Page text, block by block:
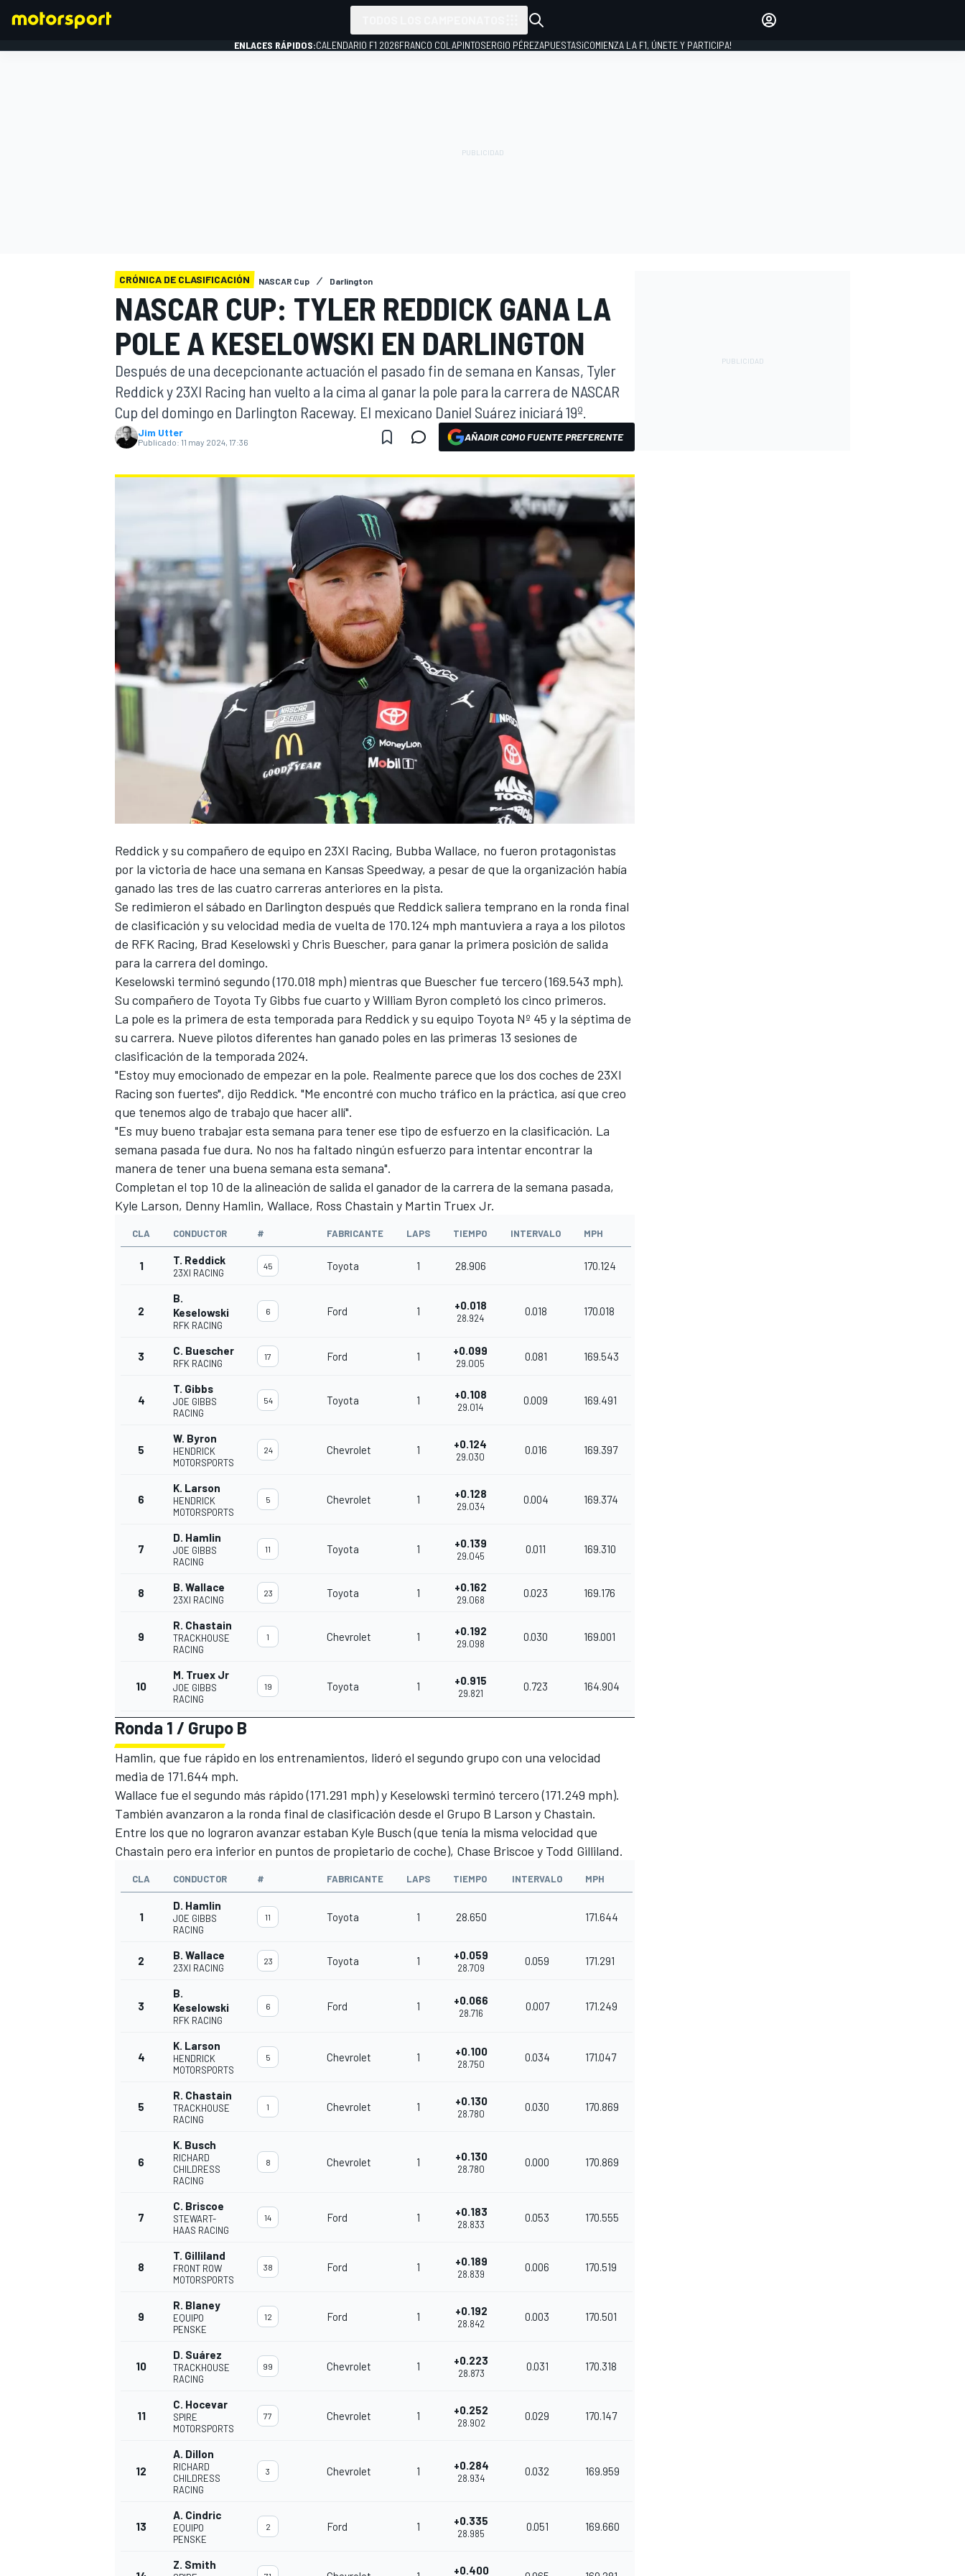
INDYCAR
MOTOGP
FÓRMULA E
WRC
MÁS CATEGORÍAS
INICIAR SESIÓN
ENLACES RÁPIDOS:CALENDARIO F1 2026FRANCO COLAPINTOSERGIO PÉREZAPUESTAS¡COMIENZA LA F1, ÚNETE Y PARTICIPA!
CRÓNICA DE CLASIFICACIÓN NASCAR Cup Darlington
NASCAR CUP: TYLER REDDICK GANA LA
POLE A KESELOWSKI EN DARLINGTON
Después de una decepcionante actuación el pasado fin de semana en Kansas, Tyler
Reddick y 23XI Racing han vuelto a la cima al ganar la pole para la carrera de NASCAR
Cup del domingo en Darlington Raceway. El mexicano Daniel Suárez iniciará 19º.
Jim Utter
Publicado: 11 may 2024, 17:36 AÑADIR COMO FUENTE PREFERENTE
Reddick y su compañero de equipo en 23XI Racing, Bubba Wallace, no fueron protagonistas
por la victoria de hace una semana en Kansas Speedway, a pesar de que la organización había
ganado las tres de las cuatro carreras anteriores en la pista.
Se redimieron el sábado en Darlington después que Reddick saliera temprano en la ronda final
de clasificación y su velocidad media de vuelta de 170.124 mph mantuviera a raya a los pilotos
de RFK Racing, Brad Keselowski y Chris Buescher, para ganar la primera posición de salida
para la carrera del domingo.
Keselowski terminó segundo (170.018 mph) mientras que Buescher fue tercero (169.543 mph).
Su compañero de Toyota Ty Gibbs fue cuarto yWilliam Byron completó los cinco primeros.
La pole es la primera de esta temporada para Reddick y su equipo Toyota Nº 45 y la séptima de
su carrera. Nueve pilotos diferentes han ganado poles en las primeras 13 sesiones de
clasificación de la temporada 2024.
"Estoy muy emocionado de empezar en la pole. Realmente parece que los dos coches de 23XI
Racing son fuertes", dijo Reddick. "Me encontré con mucho tráfico en la práctica, así que creo
que tenemos algo de trabajo que hacer allí".
"Es muy bueno trabajar esta semana para tener ese tipo de esfuerzo en la clasificación. La
semana pasada fue dura. No nos ha faltado ningún esfuerzo para intentar encontrar la
manera de tener una buena semana esta semana".
Completan el top 10 de la alineación de salida el ganador de la carrera de la semana pasada,
Kyle Larson, Denny Hamlin, Wallace, Ross Chastain y Martin Truex Jr.
CLA CONDUCTOR # FABRICANTE LAPS TIEMPO INTERVALO MPH
1 T. Reddick
23XI RACING
45 Toyota 1 28.906 170.124
2
B.
Keselowski
RFK RACING
6 Ford 1 +0.018
28.924
0.018 170.018
3 C. Buescher
RFK RACING
17 Ford 1 +0.099
29.005
0.081 169.543
4
T. Gibbs
JOE GIBBS
RACING
54 Toyota 1 +0.108
29.014
0.009 169.491
5
W. Byron
HENDRICK
MOTORSPORTS
24 Chevrolet 1 +0.124
29.030
0.016 169.397
6
K. Larson
HENDRICK
MOTORSPORTS
5 Chevrolet 1 +0.128
29.034
0.004 169.374
7
D. Hamlin
JOE GIBBS
RACING
11 Toyota 1 +0.139
29.045
0.011 169.310
8 B. Wallace
23XI RACING
23 Toyota 1 +0.162
29.068
0.023 169.176
9
R. Chastain
TRACKHOUSE
RACING
1 Chevrolet 1 +0.192
29.098
0.030 169.001
10
M. Truex Jr
JOE GIBBS
RACING
19 Toyota 1 +0.915
29.821
0.723 164.904
Ronda 1 / Grupo B
Hamlin, que fue rápido en los entrenamientos, lideró el segundo grupo con una velocidad
media de 171.644 mph.
Wallace fue el segundo más rápido (171.291 mph) y Keselowski terminó tercero (171.249 mph).
También avanzaron a la ronda final de clasificación desde el Grupo B Larson y Chastain.
Entre los que no lograron avanzar estaban Kyle Busch(que tenía la misma velocidad que
Chastain pero era inferior en puntos de propietario de coche), Chase Briscoe y Todd Gilliland.
CLA CONDUCTOR # FABRICANTE LAPS TIEMPO INTERVALO MPH
1
D. Hamlin
JOE GIBBS
RACING
11 Toyota 1 28.650 171.644
2 B. Wallace
23XI RACING
23 Toyota 1 +0.059
28.709
0.059 171.291
3
B.
Keselowski
RFK RACING
6 Ford 1 +0.066
28.716
0.007 171.249
4
K. Larson
HENDRICK
MOTORSPORTS
5 Chevrolet 1 +0.100
28.750
0.034 171.047
5
R. Chastain
TRACKHOUSE
RACING
1 Chevrolet 1 +0.130
28.780
0.030 170.869
6
K. Busch
RICHARD
CHILDRESS
RACING
8 Chevrolet 1 +0.130
28.780
0.000 170.869
7
C. Briscoe
STEWART-
HAAS RACING
14 Ford 1 +0.183
28.833
0.053 170.555
8
T. Gilliland
FRONT ROW
MOTORSPORTS
38 Ford 1 +0.189
28.839
0.006 170.519
9
R. Blaney
EQUIPO
PENSKE
12 Ford 1 +0.192
28.842
0.003 170.501
10
D. Suárez
TRACKHOUSE
RACING
99 Chevrolet 1 +0.223
28.873
0.031 170.318
11
C. Hocevar
SPIRE
MOTORSPORTS
77 Chevrolet 1 +0.252
28.902
0.029 170.147
12
A. Dillon
RICHARD
CHILDRESS
RACING
3 Chevrolet 1 +0.284
28.934
0.032 169.959
13
A. Cindric
EQUIPO
PENSKE
2 Ford 1 +0.335
28.985
0.051 169.660
Z. Smith +0.400